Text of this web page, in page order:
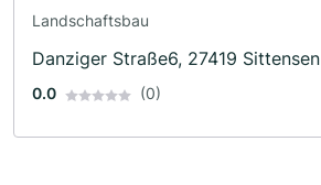
Landschaftsbau
Danziger Straße6, 27419 Sittensen
0.0 (0)